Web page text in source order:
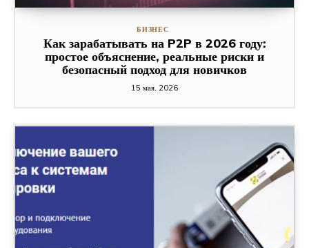
БИЗНЕС
Как зарабатывать на P2P в 2026 году:
простое объяснение, реальные риски и
безопасный подход для новичков
15 мая, 2026